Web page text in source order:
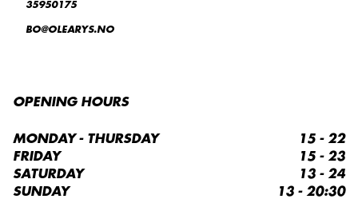
35950175
BO@OLEARYS.NO
OPENING HOURS
MONDAY - THURSDAY
15 - 22
FRIDAY
15 - 23
SATURDAY
13 - 24
SUNDAY
13 - 20:30